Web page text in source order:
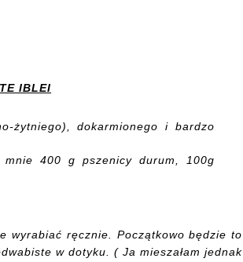
IBLEI
żytniego) , dokarmionego i bardzo
mnie 400 g pszenicy durum,
100g
wyrabiać ręcznie. Początkowo będzie to
w dotyku. ( Ja mieszałam jednak